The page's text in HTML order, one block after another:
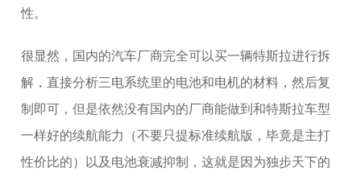
性。
很显然，国内的汽车厂商完全可以买一辆特斯拉进行拆
解，直接分析三电系统里的电池和电机的材料，然后复
制即可，但是依然没有国内的厂商能做到和特斯拉车型
一样好的续航能力（不要只提标准续航版，毕竟是主打
性价比的）以及电池衰减抑制，这就是因为独步天下的